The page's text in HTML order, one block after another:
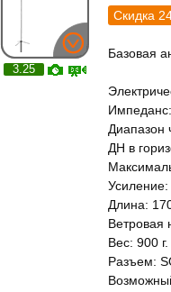
3.25
Скидка
Базовая
Диапазон
ДН в
Усиление:
Длина:
Ветровая
Вес: 900 г.
Разъем: